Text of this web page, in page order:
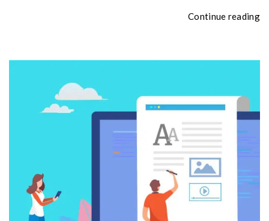
Continue reading